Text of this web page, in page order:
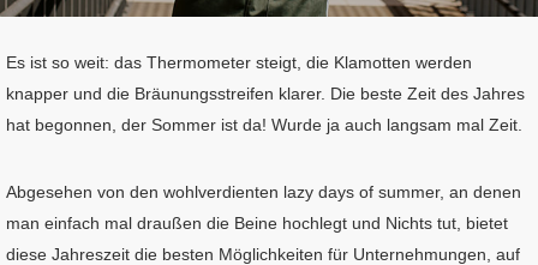
Es ist so weit: das Thermometer steigt, die Klamotten werden
knapper und die Bräunungsstreifen klarer. Die beste Zeit des Jahres
hat begonnen, der Sommer ist da! Wurde ja auch langsam mal Zeit.
Abgesehen von den wohlverdienten lazy days of summer, an denen
man einfach mal draußen die Beine hochlegt und Nichts tut, bietet
diese Jahreszeit die besten Möglichkeiten für Unternehmungen, auf